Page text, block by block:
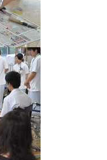
せ】
後5時